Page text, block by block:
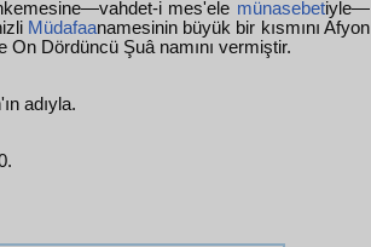
i mes'ele münasebetiyle—
Müdafaanamesinin büyük bir kısmını Afyon
Dördüncü Şuâ namını vermiştir.
adıyla.